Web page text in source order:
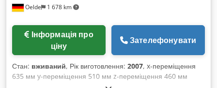
Oelde 1 678 km
ціну
Зателефонувати
Стан: вживаний, Рік виготовлення: 2007, x-переміщення
635 мм y-переміщення 510 мм z-переміщення 460 мм